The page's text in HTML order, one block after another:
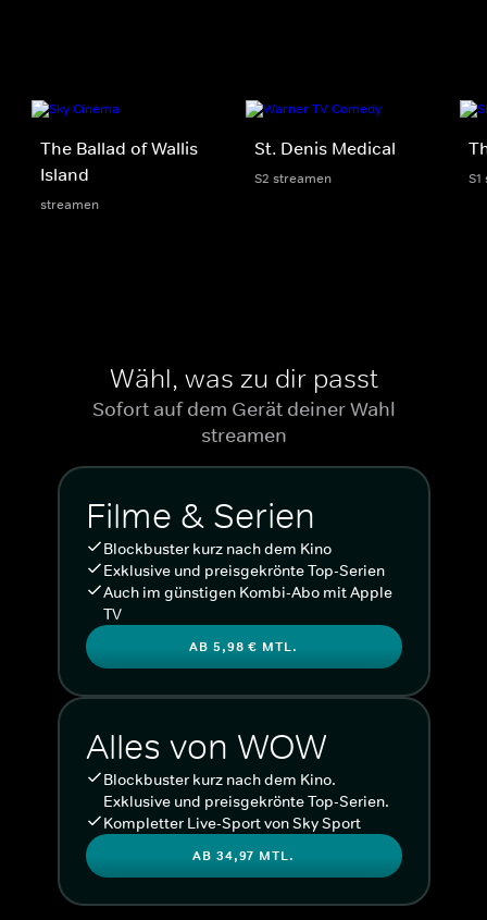
The Ballad of Wallis
Island
streamen
St. Denis Medical
S2 streamen
Wähl, was zu dir passt
Sofort auf dem Gerät deiner Wahl
streamen
Filme & Serien
Blockbuster kurz nach dem Kino
Exklusive und preisgekrönte Top-Serien
Auch im günstigen Kombi-Abo mit Apple
TV
AB 5,98 € MTL.
Alles von WOW
Blockbuster kurz nach dem Kino.
Exklusive und preisgekrönte Top-Serien.
Kompletter Live-Sport von Sky Sport
AB 34,97 MTL.